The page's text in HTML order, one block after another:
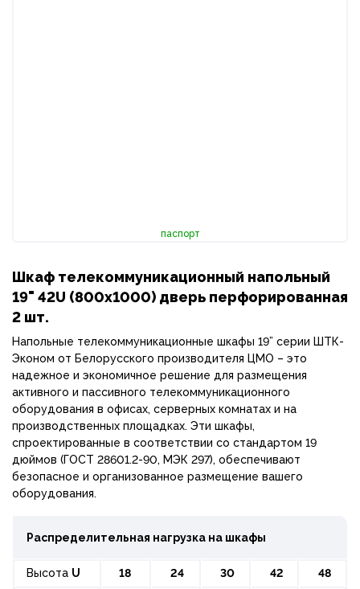
паспорт
Шкаф телекоммуникационный напольный
19" 42U (800х1000) дверь перфорированная
2 шт.
Напольные телекоммуникационные шкафы 19” серии ШТК-
Эконом от Белорусского производителя ЦМО – это
надежное и экономичное решение для размещения
активного и пассивного телекоммуникационного
оборудования в офисах, серверных комнатах и на
производственных площадках. Эти шкафы,
спроектированные в соответствии со стандартом 19
дюймов (ГОСТ 28601.2-90, МЭК 297), обеспечивают
безопасное и организованное размещение вашего
оборудования.
Распределительная нагрузка на шкафы
Высота U 18 24 30 42 48